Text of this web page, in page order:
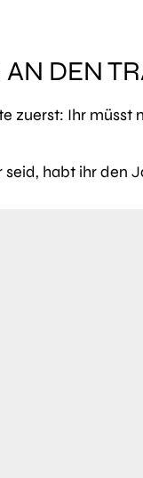
AN DEN
zuerst: Ihr müsst
habt ihr den